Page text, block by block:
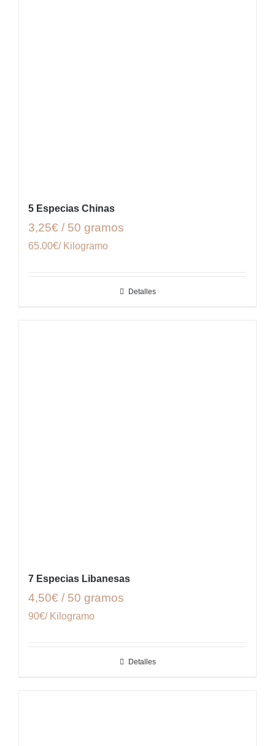
5 Especias Chinas
3,25€ / 50 gramos
65.00€/ Kilogramo
Detalles
7 Especias Libanesas
4,50€ / 50 gramos
90€/ Kilogramo
Detalles